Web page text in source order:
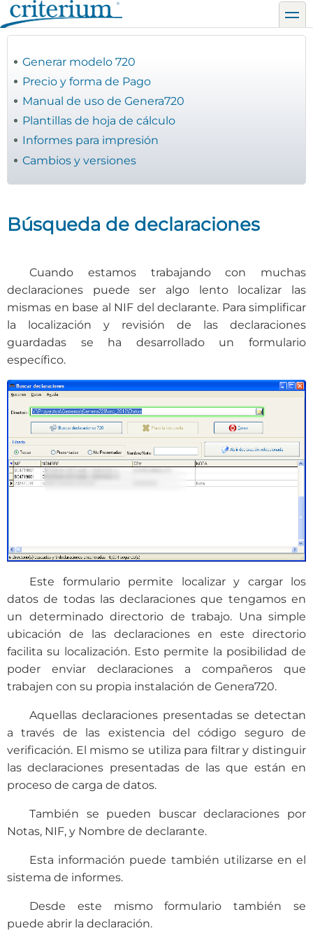
Pasar
al
principal
Generar modelo 720
Precio y forma de Pago
Manual de uso de Genera720
Plantillas de hoja de cálculo
Informes para impresión
Cambios y versiones
Búsqueda de declaraciones
Cuando estamos trabajando con muchas
declaraciones puede ser algo lento localizar las
mismas en base al NIF del declarante. Para simplificar
la localización y revisión de las declaraciones
guardadas se ha desarrollado un formulario
específico.
Este formulario permite localizar y cargar los
datos de todas las declaraciones que tengamos en
un determinado directorio de trabajo. Una simple
ubicación de las declaraciones en este directorio
facilita su localización. Esto permite la posibilidad de
poder enviar declaraciones a compañeros que
trabajen con su propia instalación de Genera720.
Aquellas declaraciones presentadas se detectan
a través de las existencia del código seguro de
verificación. El mismo se utiliza para filtrar y distinguir
las declaraciones presentadas de las que están en
proceso de carga de datos.
También se pueden buscar declaraciones por
Notas, NIF, y Nombre de declarante.
Esta información puede también utilizarse en el
sistema de informes.
Desde este mismo formulario también se
puede abrir la declaración.